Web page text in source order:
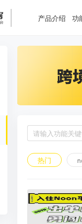
产品介绍 功
热门